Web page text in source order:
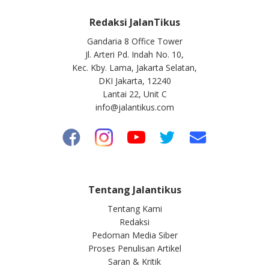
Redaksi JalanTikus
Gandaria 8 Office Tower
Jl. Arteri Pd. Indah No. 10,
Kec. Kby. Lama, Jakarta Selatan,
DKI Jakarta, 12240
Lantai 22, Unit C
info@jalantikus.com
Tentang Jalantikus
Tentang Kami
Redaksi
Pedoman Media Siber
Proses Penulisan Artikel
Saran & Kritik